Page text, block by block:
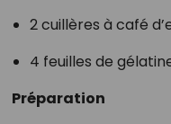
2 cuillères à café
4 feuilles de
Préparation